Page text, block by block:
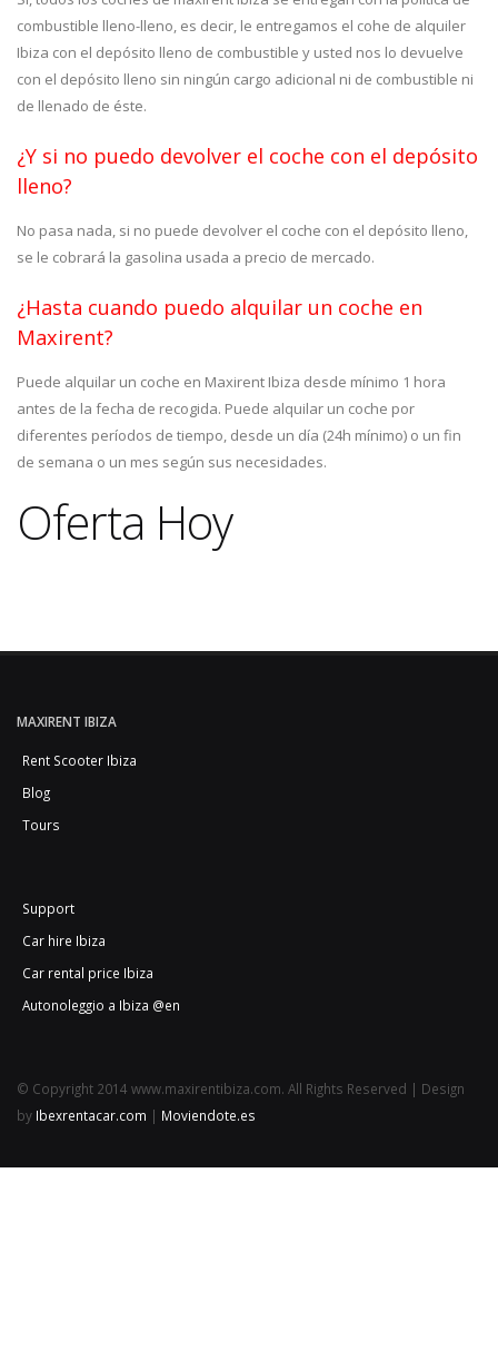
combustible lleno-lleno, es decir, le entregamos el cohe de alquiler
Ibiza con el depósito lleno de combustible y usted nos lo devuelve
con el depósito lleno sin ningún cargo adicional ni de combustible ni
de llenado de éste.
¿Y si no puedo devolver el coche con el depósito
lleno?
No pasa nada, si no puede devolver el coche con el depósito lleno,
se le cobrará la gasolina usada a precio de mercado.
¿Hasta cuando puedo alquilar un coche en
Maxirent?
Puede alquilar un coche en Maxirent Ibiza desde mínimo 1 hora
antes de la fecha de recogida. Puede alquilar un coche por
diferentes períodos de tiempo, desde un día (24h mínimo) o un fin
de semana o un mes según sus necesidades.
Oferta Hoy
MAXIRENT IBIZA
Rent Scooter Ibiza
Blog
Tours
Support
Car hire Ibiza
Car rental price Ibiza
Autonoleggio a Ibiza @en
© Copyright 2014 www.maxirentibiza.com. All Rights Reserved | Design
by Ibexrentacar.com | Moviendote.es